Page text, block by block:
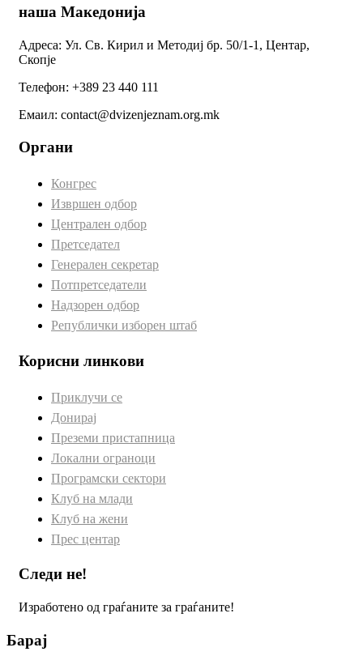
наша Македонија
Адреса: Ул. Св. Кирил и Методиј бр. 50/1-1, Центар,
Скопје
Телефон: +389 23 440 111
Емаил: contact@dvizenjeznam.org.mk
Органи
Конгрес
Извршен одбор
Централен одбор
Претседател
Генерален секретар
Потпретседатели
Надзорен одбор
Републички изборен штаб
Корисни линкови
Приклучи се
Донирај
Преземи пристапница
Локални ограноци
Програмски сектори
Клуб на млади
Клуб на жени
Прес центар
Следи не!
Изработено од граѓаните за граѓаните!
Барај